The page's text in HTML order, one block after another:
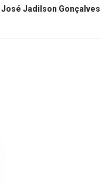
José Jadilson Gonçalves